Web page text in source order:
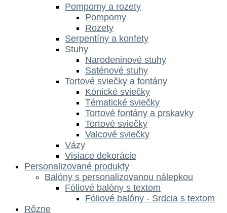
Pompomy a rozety
Pompomy
Rozety
Serpentíny a konfety
Stuhy
Narodeninové stuhy
Saténové stuhy
Tortové sviečky a fontány
Kónické sviečky
Tématické sviečky
Tortové fontány a prskavky
Tortové sviečky
Valcové sviečky
Vázy
Visiace dekorácie
Personalizované produkty
Balóny s personalizovanou nálepkou
Fóliové balóny s textom
Fóliové balóny - Srdcia s textom
Rôzne